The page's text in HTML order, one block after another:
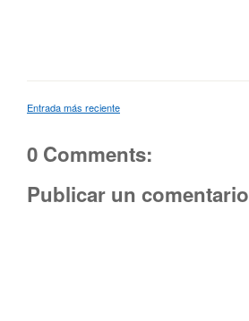
Entrada más reciente
0 Comments:
Publicar un comentario